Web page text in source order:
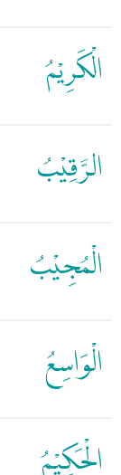
الْكَرِيْمُ
الرَّقِيْبُ
الْمُجِيْبُ
الْوَاسِعُ
الْحَكِيْمُ